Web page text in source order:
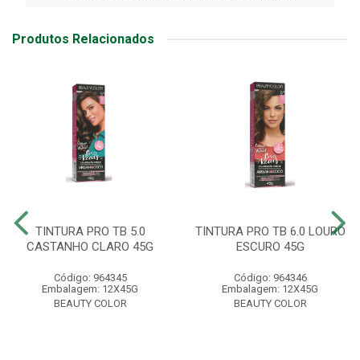
Produtos Relacionados
TINTURA PRO TB 5.0
CASTANHO CLARO 45G
Código: 964345
Embalagem: 12X45G
BEAUTY COLOR
TINTURA PRO TB 6.0 LOURO
ESCURO 45G
Código: 964346
Embalagem: 12X45G
BEAUTY COLOR